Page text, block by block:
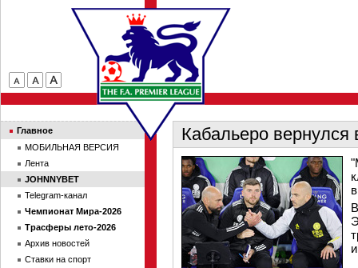
Кабальеро
Главное
МОБИЛЬНАЯ ВЕРСИЯ
Лента
JOHNNYBET
Telegram-канал
Чемпионат Мира-2026
Трасферы лето-2026
Архив новостей
Ставки на спорт